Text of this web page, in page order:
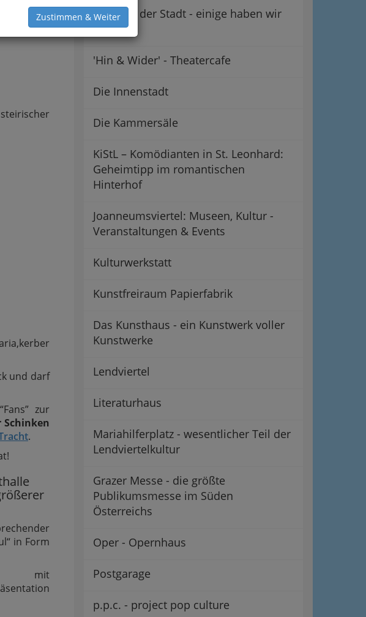
Zustimmen & Weiter
und darf
zur
Schinken
.
in Form
Galerien der Stadt - einige haben wir
'einzeln'
'Hin & Wider' - Theatercafe
Die Innenstadt
Die Kammersäle
KiStL – Komödianten in St. Leonhard:
Geheimtipp im romantischen
Hinterhof
Joanneumsviertel: Museen, Kultur -
Veranstaltungen & Events
Kulturwerkstatt
Kunstfreiraum Papierfabrik
Das Kunsthaus - ein Kunstwerk voller
Kunstwerke
Lendviertel
Literaturhaus
Mariahilferplatz - wesentlicher Teil der
Lendviertelkultur
Grazer Messe - die größte
Publikumsmesse im Süden
Österreichs
Oper - Opernhaus
Postgarage
p.p.c. - project pop culture